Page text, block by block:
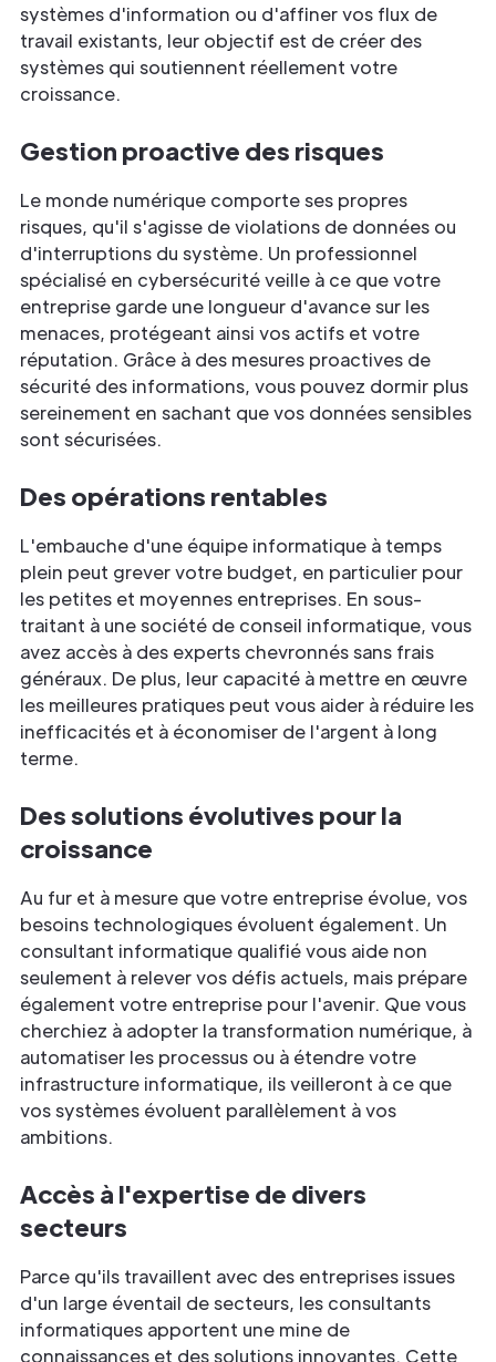
systèmes d'information ou d'affiner vos flux de
travail existants, leur objectif est de créer des
systèmes qui soutiennent réellement votre
croissance.
Gestion proactive des risques
Le monde numérique comporte ses propres
risques, qu'il s'agisse de violations de données ou
d'interruptions du système. Un professionnel
spécialisé en cybersécurité veille à ce que votre
entreprise garde une longueur d'avance sur les
menaces, protégeant ainsi vos actifs et votre
réputation. Grâce à des mesures proactives de
sécurité des informations, vous pouvez dormir plus
sereinement en sachant que vos données sensibles
sont sécurisées.
Des opérations rentables
L'embauche d'une équipe informatique à temps
plein peut grever votre budget, en particulier pour
les petites et moyennes entreprises. En sous-
traitant à une société de conseil informatique, vous
avez accès à des experts chevronnés sans frais
généraux. De plus, leur capacité à mettre en œuvre
les meilleures pratiques peut vous aider à réduire les
inefficacités et à économiser de l'argent à long
terme.
Des solutions évolutives pour la
croissance
Au fur et à mesure que votre entreprise évolue, vos
besoins technologiques évoluent également. Un
consultant informatique qualifié vous aide non
seulement à relever vos défis actuels, mais prépare
également votre entreprise pour l'avenir. Que vous
cherchiez à adopter la transformation numérique, à
automatiser les processus ou à étendre votre
infrastructure informatique, ils veilleront à ce que
vos systèmes évoluent parallèlement à vos
ambitions.
Accès à l'expertise de divers
secteurs
Parce qu'ils travaillent avec des entreprises issues
d'un large éventail de secteurs, les consultants
informatiques apportent une mine de
connaissances et des solutions innovantes. Cette